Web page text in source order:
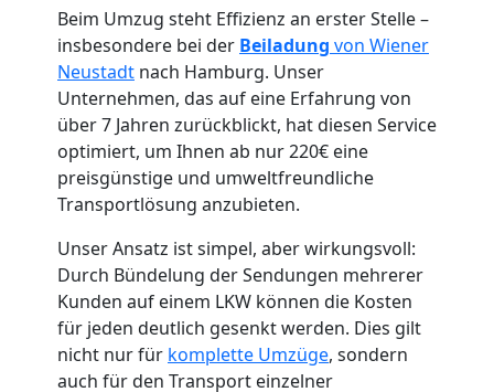
Beim Umzug steht Effizienz an erster Stelle –
insbesondere bei der Beiladung von Wiener
Neustadt nach Hamburg. Unser
Unternehmen, das auf eine Erfahrung von
über 7 Jahren zurückblickt, hat diesen Service
optimiert, um Ihnen ab nur 220€ eine
preisgünstige und umweltfreundliche
Transportlösung anzubieten.
Unser Ansatz ist simpel, aber wirkungsvoll:
Durch Bündelung der Sendungen mehrerer
Kunden auf einem LKW können die Kosten
für jeden deutlich gesenkt werden. Dies gilt
nicht nur für komplette Umzüge, sondern
auch für den Transport einzelner
Umzugshelfer
Wiener
Neustadt
Möbeltaxi
Wiener